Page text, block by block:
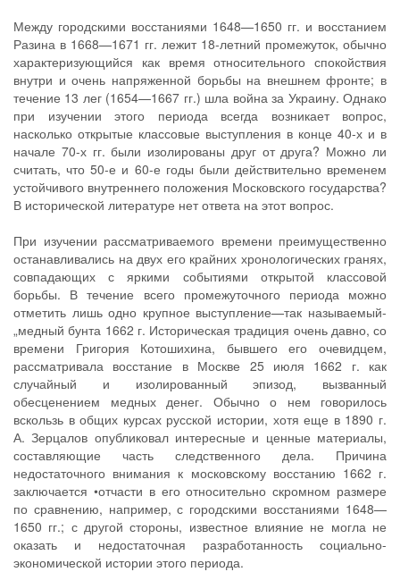
Между городскими восстаниями 1648—1650 гг. и восстанием
Разина в 1668—1671 гг. лежит 18-летний промежуток, обычно
характеризующийся как время относительного спокойствия
внутри и очень напряженной борьбы на внешнем фронте; в
течение 13 лег (1654—1667 гг.) шла война за Украину. Однако
при изучении этого периода всегда возникает вопрос,
насколько открытые классовые выступления в конце 40-х и в
начале 70-х гг. были изолированы друг от друга? Можно ли
считать, что 50-е и 60-е годы были действительно временем
устойчивого внутреннего положения Московского государства?
В исторической литературе нет ответа на этот вопрос.
При изучении рассматриваемого времени преимущественно
останавливались на двух его крайних хронологических гранях,
совпадающих с яркими событиями открытой классовой
борьбы. В течение всего промежуточного периода можно
отметить лишь одно крупное выступление—так называемый-
„медный бунта 1662 г. Историческая традиция очень давно, со
времени Григория Котошихина, бывшего его очевидцем,
рассматривала восстание в Москве 25 июля 1662 г. как
случайный и изолированный эпизод, вызванный
обесценением медных денег. Обычно о нем говорилось
вскользь в общих курсах русской истории, хотя еще в 1890 г.
А. Зерцалов опубликовал интересные и ценные материалы,
составляющие часть следственного дела. Причина
недостаточного внимания к московскому восстанию 1662 г.
заключается •отчасти в его относительно скромном размере
по сравнению, например, с городскими восстаниями 1648—
1650 гг.; с другой стороны, известное влияние не могла не
оказать и недостаточная разработанность социально-
экономической истории этого периода.